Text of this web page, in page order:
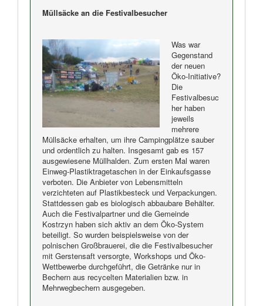
Müllsäcke an die Festivalbesucher
Was war
Gegenstand
der neuen
Öko-Initiative?
Die
Festivalbesuc
her haben
jeweils
mehrere
Müllsäcke erhalten, um ihre Campingplätze sauber
und ordentlich zu halten. Insgesamt gab es 157
ausgewiesene Müllhalden. Zum ersten Mal waren
Einweg-Plastiktragetaschen in der Einkaufsgasse
verboten. Die Anbieter von Lebensmitteln
verzichteten auf Plastikbesteck und Verpackungen.
Stattdessen gab es biologisch abbaubare Behälter.
Auch die Festivalpartner und die Gemeinde
Kostrzyn haben sich aktiv an dem Öko-System
beteiligt. So wurden beispielsweise von der
polnischen Großbrauerei, die die Festivalbesucher
mit Gerstensaft versorgte, Workshops und Öko-
Wettbewerbe durchgeführt, die Getränke nur in
Bechern aus recycelten Materialien bzw. in
Mehrwegbechern ausgegeben.